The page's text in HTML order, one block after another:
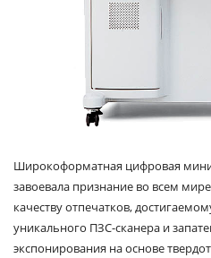
Широкоформатная цифровая
завоевала признание во всем
качеству отпечатков,
уникального ПЗС-сканера и
экспонирования на основе